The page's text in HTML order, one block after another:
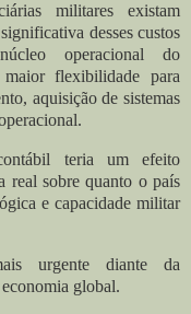
militares existam
desses custos
operacional do
maior flexibilidade para
aquisição de sistemas
teria um efeito
real sobre quanto o país
e capacidade militar
urgente diante da
global.